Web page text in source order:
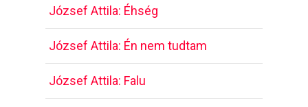
József Attila: Éhség
József Attila: Én nem tudtam
József Attila: Falu